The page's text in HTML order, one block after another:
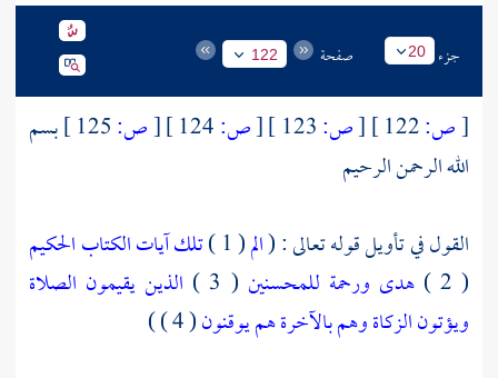
جزء 20 صفحة 122
[ص: [ص: [ص: [ص:
بسم
الله الرحمن الرحيم
القول في تأويل قوله تعالى : (الم( 1 )
تلك آيات الكتاب الحكيم
( 2 )
هدى ورحمة للمحسنين ( 3 )
الذين يقيمون الصلاة
ويؤتون الزكاة وهم بالآخرة هم يوقنون( 4 ) )